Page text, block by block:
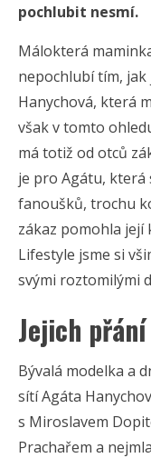
pochlubit nesmí.
Málokterá
nepochlubí tím,
Hanychová, která
však v tomto
má totiž od otců
je pro Agátu,
fanoušků, trochu
zákaz pomohla její
Lifestyle jsme si
svými roztomilými
Jejich
Bývalá modelka a
sítí Agáta
s Miroslavem
Prachařem a